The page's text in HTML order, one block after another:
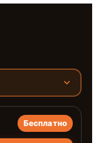
Бесплатно